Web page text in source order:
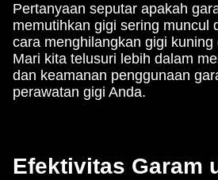
Pertanyaan seputar apakah
memutihkan gigi sering muncul
cara menghilangkan gigi kuning
Mari kita telusuri lebih dalam
dan keamanan penggunaan
perawatan gigi Anda.
Efektivitas Garam